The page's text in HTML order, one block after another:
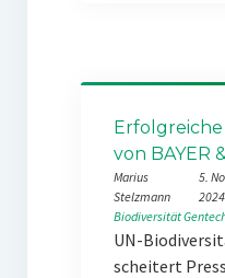
von BAYER
Marius
Stelzmann
5.
2024
Biodiversität
UN-
scheitert